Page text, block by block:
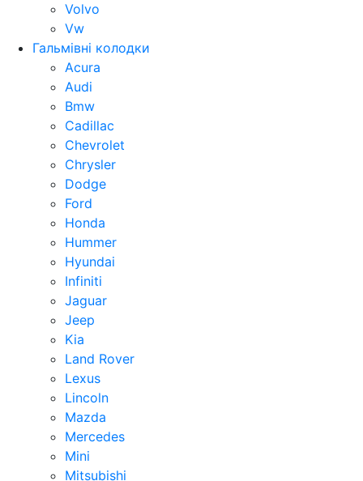
Volvo
Vw
Гальмівні колодки
Acura
Audi
Bmw
Cadillac
Chevrolet
Chrysler
Dodge
Ford
Honda
Hummer
Hyundai
Infiniti
Jaguar
Jeep
Kia
Land Rover
Lexus
Lincoln
Mazda
Mercedes
Mini
Mitsubishi